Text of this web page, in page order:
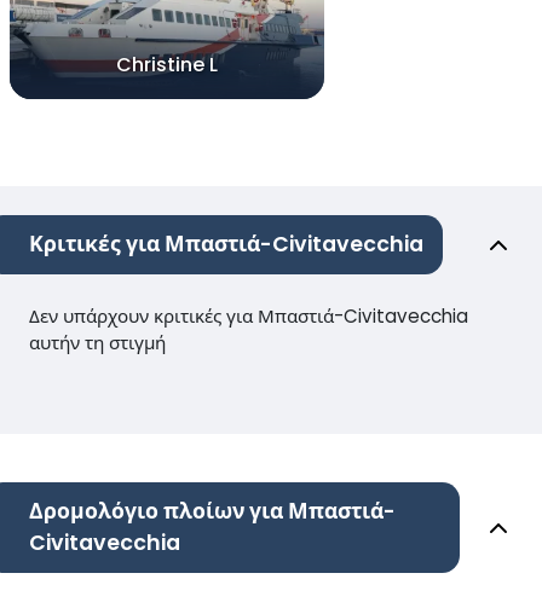
Christine L
Κριτικές για Μπαστιά-Civitavecchia
Δεν υπάρχουν κριτικές για Μπαστιά-Civitavecchia
αυτήν τη στιγμή
Δρομολόγιο πλοίων για Μπαστιά-
Civitavecchia